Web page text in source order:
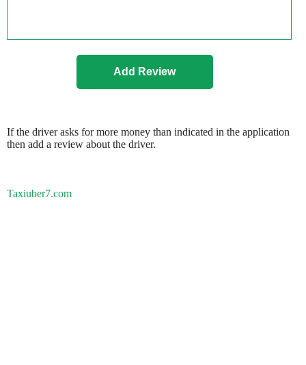
If the driver asks for more money than indicated in the application
then add a review about the driver.
Taxiuber7.com